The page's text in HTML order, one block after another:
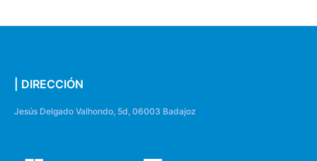
| DIRECCIÓN
Jesús Delgado Valhondo, 5d, 06003 Badajoz